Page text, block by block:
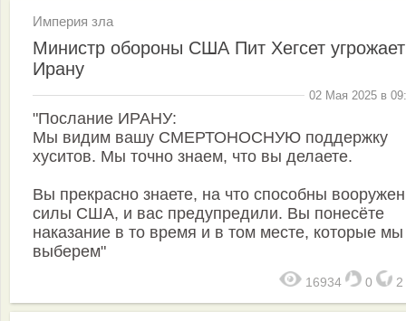
Империя зла
Министр обороны США Пит Хегсет угрожает
Ирану
02 Мая 2025 в
"Послание ИРАНУ:
Мы видим вашу СМЕРТОНОСНУЮ поддержку
хуситов. Мы точно знаем, что вы делаете.
Вы прекрасно знаете, на что способны
силы США, и вас предупредили. Вы понесёте
наказание в то время и в том месте, которые мы
выберем"
16934 0 2